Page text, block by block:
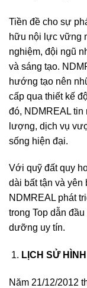
Tiền đề cho sự
hữu nội lực vững
nghiệm, đội ngũ
và sáng tạo.
hướng tạo nên
cấp qua thiết kế
đó, NDMREAL tin
lượng, dịch vụ
sống hiện đại.
Với quỹ đất quy
dài bất tận và
NDMREAL phát
trong Top dẫn
dưỡng uy tín.
LỊCH SỬ
Năm 21/12/2012